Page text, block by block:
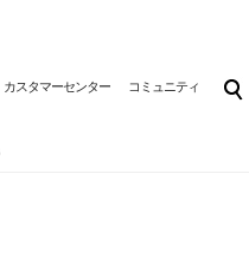
カスタマーセンター コミュニティ